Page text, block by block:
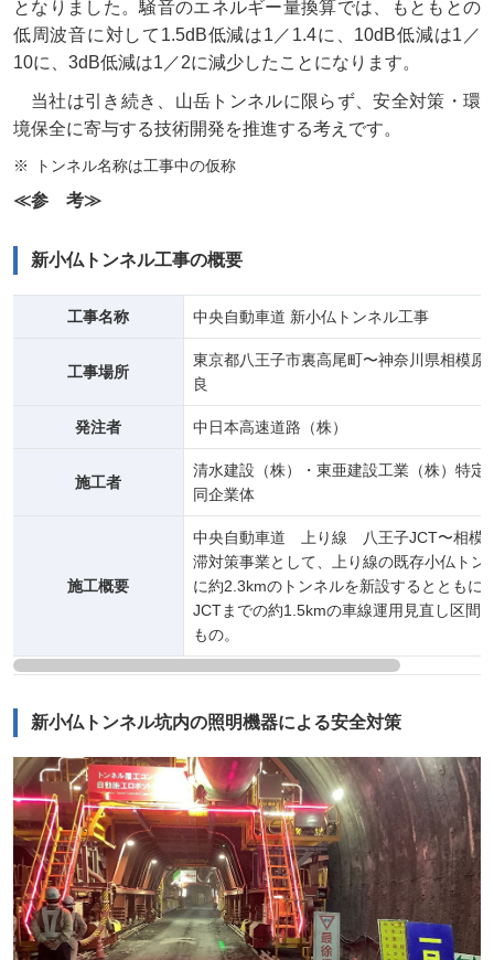
となりました。騒音のエネルギー量換算では、もともとの
低周波音に対して1.5dB低減は1／1.4に、10dB低減は1／
10に、3dB低減は1／2に減少したことになります。
当社は引き続き、山岳トンネルに限らず、安全対策・環
境保全に寄与する技術開発を推進する考えです。
トンネル名称は工事中の仮称
≪参 考≫
新小仏トンネル工事の概要
工事名称 中央自動車道 新小仏トンネル工事
工事場所
東京都八王子市裏高尾町〜神奈川県相模原
良
発注者 中日本高速道路（株）
施工者
清水建設（株）・東亜建設工業（株）特定
同企業体
施工概要
中央自動車道 上り線 八王子JCT〜相模
滞対策事業として、上り線の既存小仏トン
に約2.3kmのトンネルを新設するとともに
JCTまでの約1.5kmの車線運用見直し区間
もの。
新小仏トンネル坑内の照明機器による安全対策